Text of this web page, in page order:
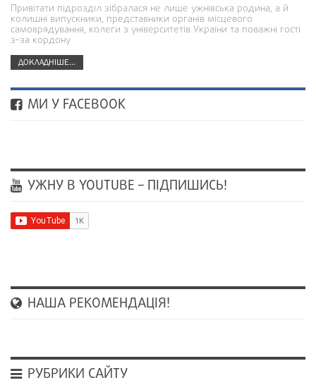
Привітати підрозділ зібралася не лише ужнівська родина, а й
колишні випускники, представники органів місцевого
самоврядування, колеги з університетів України та поважні гості
з-за кордону
ДОКЛАДНІШЕ...
МИ У FACEBOOK
УЖНУ В YOUTUBE – ПІДПИШИСЬ!
НАША РЕКОМЕНДАЦІЯ!
РУБРИКИ САЙТУ